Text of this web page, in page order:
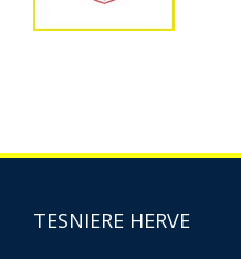
TESNIERE HERVE